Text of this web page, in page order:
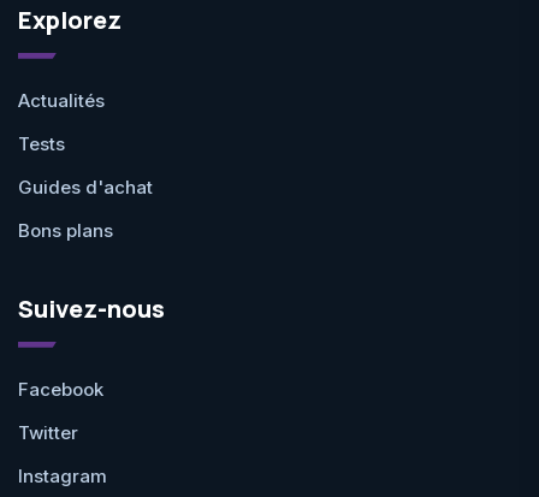
Explorez
Actualités
Tests
Guides d'achat
Bons plans
Suivez-nous
Facebook
Twitter
Instagram